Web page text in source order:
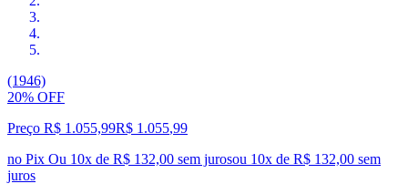
(1946)
20% OFF
Preço R$ 1.055,99R$ 1.055,99
no Pix Ou 10x de R$ 132,00 sem jurosou 10x de R$ 132,00 sem
juros